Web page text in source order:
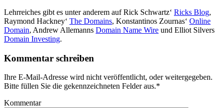
Lehrreiches gibt es unter anderem auf Rick Schwartz‘ Ricks Blog,
Raymond Hackney‘ The Domains, Konstantinos Zournas‘ Online
Domain, Andrew Allemanns Domain Name Wire und Elliot Silvers
Domain Investing.
Kommentar schreiben
Ihre E-Mail-Adresse wird nicht veröffentlicht, oder weitergegeben.
Bitte füllen Sie die gekennzeichneten Felder aus.*
Kommentar